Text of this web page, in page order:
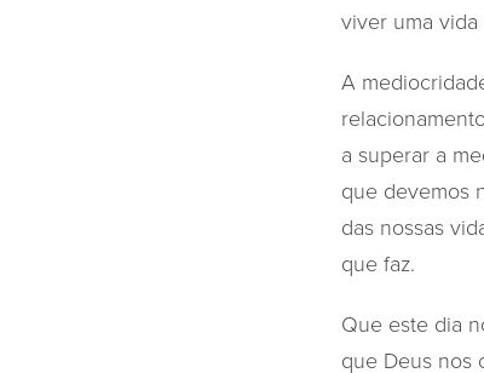
viver uma
A
a superar a
que devemos
das nossas
que faz.
Que este dia
que Deus nos